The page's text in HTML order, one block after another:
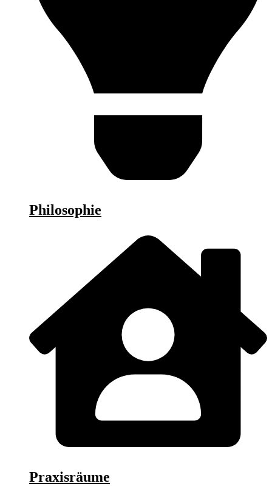
Philosophie
Praxisräume